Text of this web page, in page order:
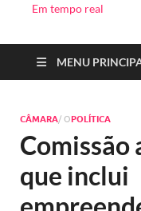
Em tempo real
MENU
CÂMARA/ OPOLÍTICA
que inclui